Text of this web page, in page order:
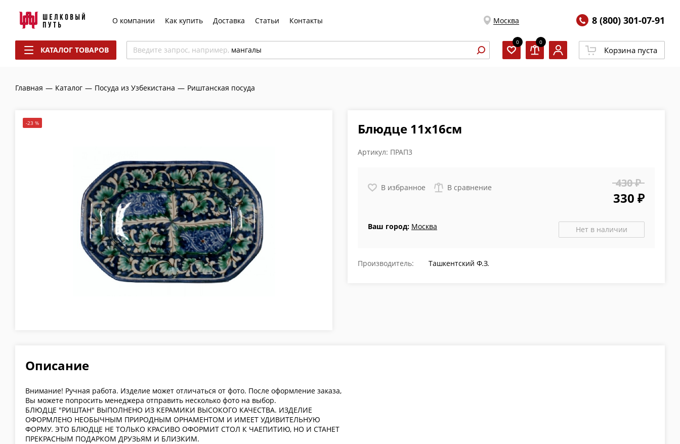
О компании Как купить Доставка Статьи Контакты Москва 8 (800) 301-07-91
КАТАЛОГ ТОВАРОВ Введите запрос, например, мангалы
0 0
Корзина пуста
Главная — Каталог — Посуда из Узбекистана — Риштанская посуда
-23 % Блюдце 11х16см
Артикул: ПРАП3
В избранное В сравнение 430 ₽
330 ₽
Ваш город: Москва Нет в наличии
Производитель: Ташкентский Ф.З.
Описание
Внимание! Ручная работа. Изделие может отличаться от фото. После оформление заказа,
Вы можете попросить менеджера отправить несколько фото на выбор.
БЛЮДЦЕ "РИШТАН" ВЫПОЛНЕНО ИЗ КЕРАМИКИ ВЫСОКОГО КАЧЕСТВА. ИЗДЕЛИЕ
ОФОРМЛЕНО НЕОБЫЧНЫМ ПРИРОДНЫМ ОРНАМЕНТОМ И ИМЕЕТ УДИВИТЕЛЬНУЮ
ФОРМУ. ЭТО БЛЮДЦЕ НЕ ТОЛЬКО КРАСИВО ОФОРМИТ СТОЛ К ЧАЕПИТИЮ, НО И СТАНЕТ
ПРЕКРАСНЫМ ПОДАРКОМ ДРУЗЬЯМ И БЛИЗКИМ.